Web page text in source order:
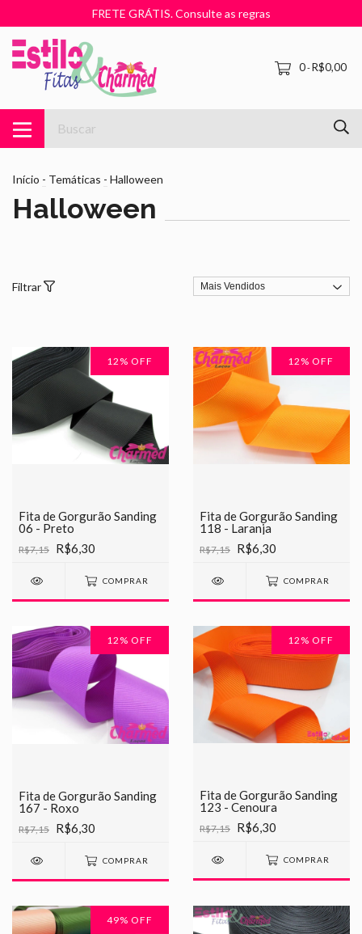
FRETE GRÁTIS. Consulte as regras
0-R$0,00
Início - Temáticas - Halloween
Halloween
Filtrar
12 % OFF
Fita de Gorgurão Sanding
06 - Preto
R$7,15 R$6,30
COMPRAR
12 % OFF
Fita de Gorgurão Sanding
118 - Laranja
R$7,15 R$6,30
COMPRAR
12 % OFF
Fita de Gorgurão Sanding
167 - Roxo
R$7,15 R$6,30
COMPRAR
12 % OFF
Fita de Gorgurão Sanding
123 - Cenoura
R$7,15 R$6,30
COMPRAR
49% OFF